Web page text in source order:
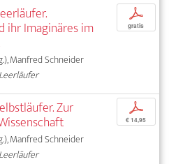
ihr Imaginäres im
Manfred Schneider
p
gratis
Zur
Manfred Schneider
p
€ 14,95